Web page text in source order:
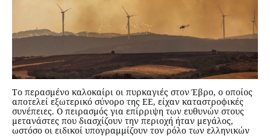
Το περασμένο καλοκαίρι οι πυρκαγιές στον Έβρο, ο οποίος
αποτελεί εξωτερικό σύνορο της ΕΕ, είχαν καταστροφικές
συνέπειες. Ο πειρασμός για επίρριψη των ευθυνών στους
μετανάστες που διασχίζουν την περιοχή ήταν μεγάλος,
ωστόσο οι ειδικοί υπογραμμίζουν τον ρόλο των ελληνικών